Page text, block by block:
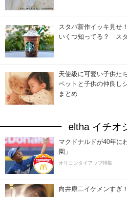
スタバ新作イッキ見せ！
いくつ知ってる？ ス
天使級に可愛い子供た
ペットと子供の仲良し
まとめ
eltha イチオ
マクドナルドが40年に
園」
オリコンタイアップ特集
向井康二イケメンすぎ